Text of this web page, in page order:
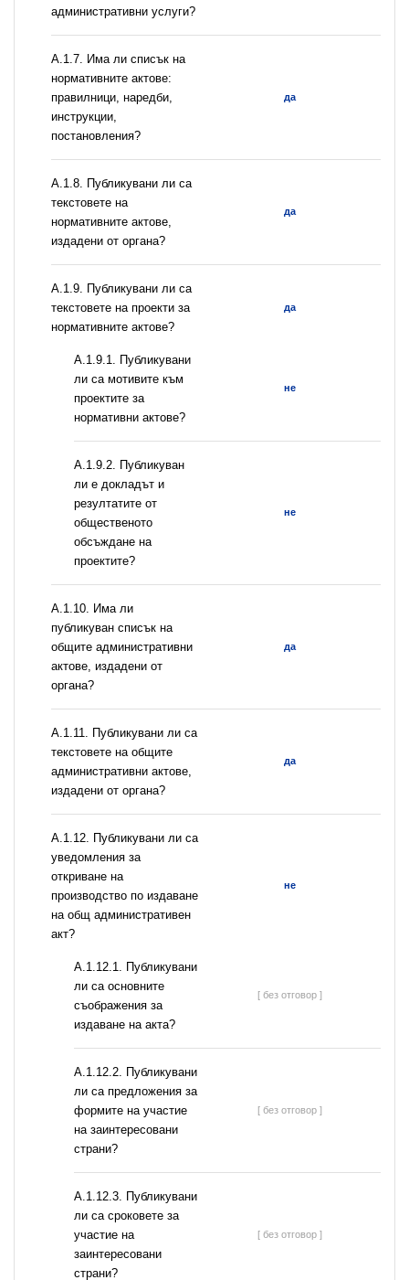
административни услуги?
А.1.7. Има ли списък на
нормативните актове:
правилници, наредби,
инструкции,
постановления?
да
А.1.8. Публикувани ли са
текстовете на
нормативните актове,
издадени от органа?
да
А.1.9. Публикувани ли са
текстовете на проекти за
нормативните актове?
да
А.1.9.1. Публикувани
ли са мотивите към
проектите за
нормативни актове?
не
А.1.9.2. Публикуван
ли е докладът и
резултатите от
общественото
обсъждане на
проектите?
не
А.1.10. Има ли
публикуван списък на
общите административни
актове, издадени от
органа?
да
А.1.11. Публикувани ли са
текстовете на общите
административни актове,
издадени от органа?
да
А.1.12. Публикувани ли са
уведомления за
откриване на
производство по издаване
на общ административен
акт?
не
А.1.12.1. Публикувани
ли са основните
съображения за
издаване на акта?
[ без отговор ]
А.1.12.2. Публикувани
ли са предложения за
формите на участие
на заинтересовани
страни?
[ без отговор ]
А.1.12.3. Публикувани
ли са сроковете за
участие на
заинтересовани
страни?
[ без отговор ]